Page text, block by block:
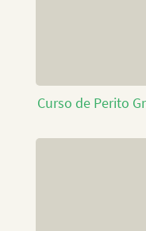
Curso de Perito